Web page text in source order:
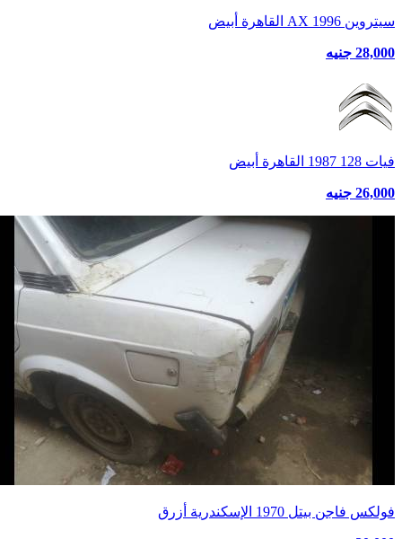
سيتروين AX 1996 القاهرة أبيض
28,000 جنيه
فيات 128 1987 القاهرة أبيض
26,000 جنيه
فولكس فاجن بيتل 1970 الإسكندرية أزرق